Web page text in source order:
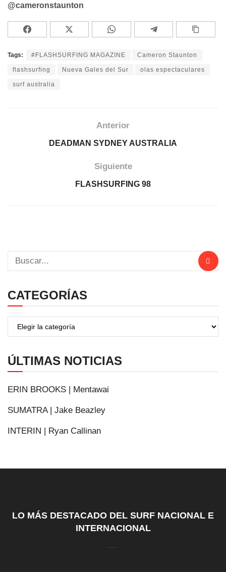
@cameronstaunton
Tags: #FLASHSURFING MAGAZINE Cameron Staunton
flashsurfing Nueva Gales del Sur olas espectaculares
surf australia
Anterior
DEADMAN SYDNEY AUSTRALIA
Siguiente
FLASHSURFING 98
CATEGORÍAS
ÚLTIMAS NOTICIAS
ERIN BROOKS | Mentawai
SUMATRA | Jake Beazley
INTERIN | Ryan Callinan
LO MÁS DESTACADO DEL SURF NACIONAL E
INTERNACIONAL